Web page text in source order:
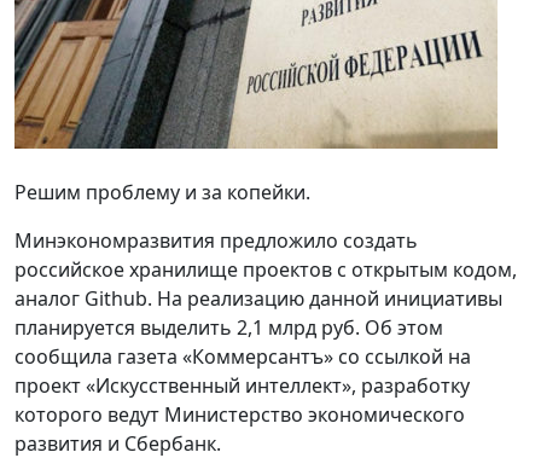
Решим проблему и за копейки.
Минэкономразвития предложило создать
российское хранилище проектов с открытым кодом,
аналог Github. На реализацию данной инициативы
планируется выделить 2,1 млрд руб. Об этом
сообщила газета «Коммерсантъ» со ссылкой на
проект «Искусственный интеллект», разработку
которого ведут Министерство экономического
развития и Сбербанк.